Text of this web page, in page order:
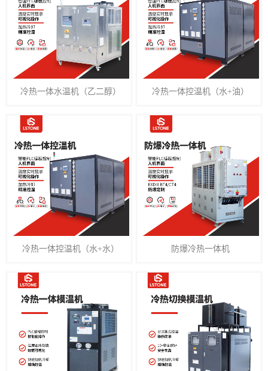
冷热一体水温机（乙二醇） 冷热一体控温机（水+油）
冷热一体控温机（水+水） 防爆冷热一体机